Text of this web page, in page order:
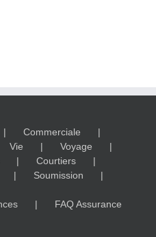
Commerciale
Vie
Voyage
Courtiers
Soumission
FAQ Assurance